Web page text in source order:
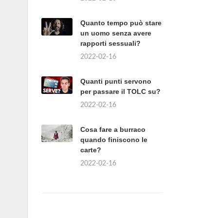
Quanto tempo può stare
un uomo senza avere
rapporti sessuali?
2022-02-16
Quanti punti servono
per passare il TOLC su?
2022-02-16
Cosa fare a burraco
quando finiscono le
carte?
2022-02-16